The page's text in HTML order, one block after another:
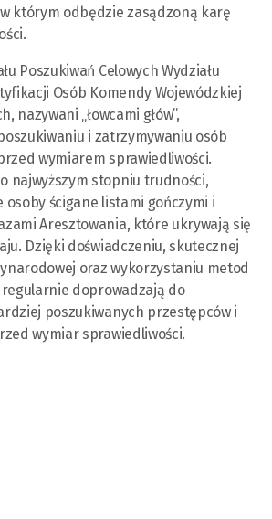
którym odbędzie zasądzoną karę
Poszukiwań Celowych Wydziału
Osób Komendy Wojewódzkiej
nazywani „łowcami głów”,
i zatrzymywaniu osób
wymiarem sprawiedliwości.
najwyższym stopniu trudności,
osoby ścigane listami gończymi i
Aresztowania, które ukrywają się
Dzięki doświadczeniu, skutecznej
oraz wykorzystaniu metod
doprowadzają do
poszukiwanych przestępców i
wymiar sprawiedliwości.